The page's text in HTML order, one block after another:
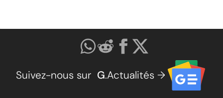
Suivez-nous sur G.Actualités →